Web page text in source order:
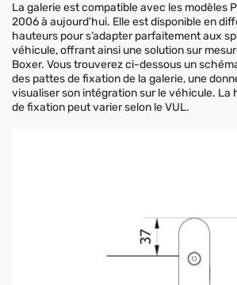
La galerie est compatible avec les modèles
2006 à aujourd'hui. Elle est disponible en
hauteurs pour s’adapter parfaitement aux
véhicule, offrant ainsi une solution sur
Boxer. Vous trouverez ci-dessous un
des pattes de fixation de la galerie, une
visualiser son intégration sur le véhicule. La
de fixation peut varier selon le VUL.